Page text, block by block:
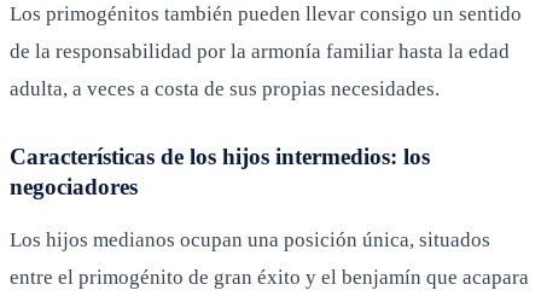
Los primogénitos también pueden llevar consigo un sentido
de la responsabilidad por la armonía familiar hasta la edad
adulta, a veces a costa de sus propias necesidades.
Características de los hijos intermedios: los
negociadores
Los hijos medianos ocupan una posición única, situados
entre el primogénito de gran éxito y el benjamín que acapara